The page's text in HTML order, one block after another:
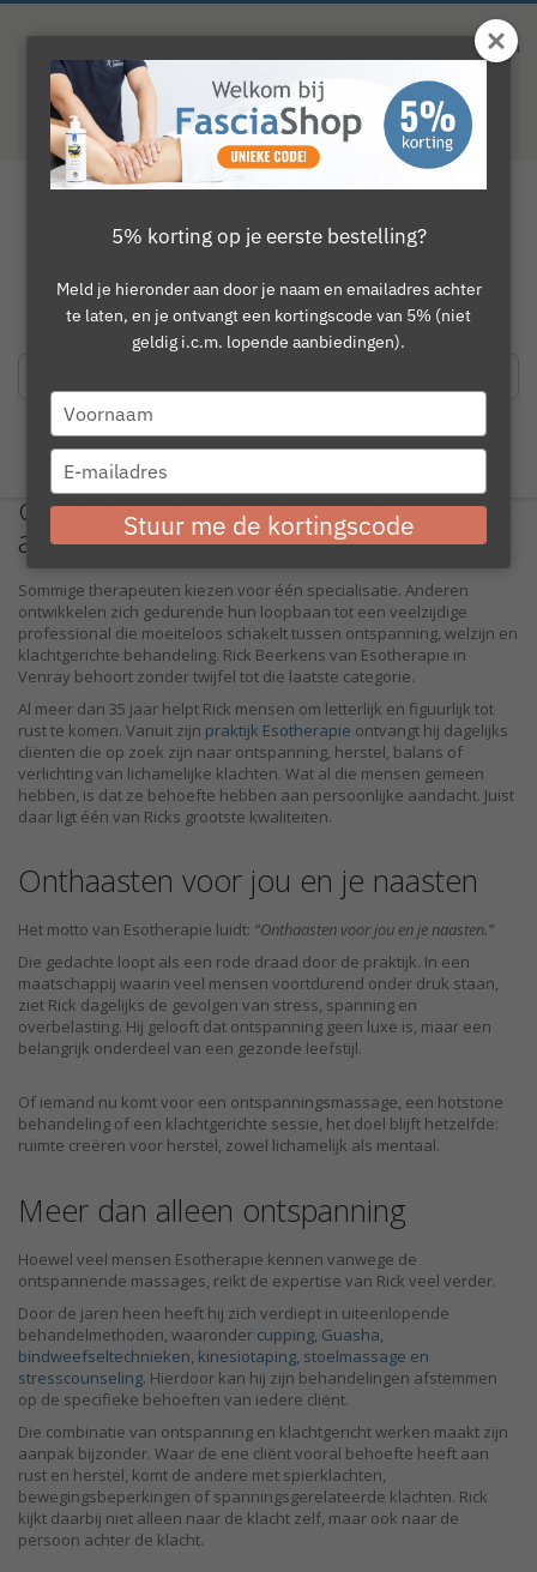
naar
beoordelingen
Gratis verzending vanaf €150
50 dagen bedenktijd
Deskunding advies
Nav
Ambassadeur Rick Beerkens massage,
Ambassadeurs
01 juni 2026 |3 min. leestijd98
Tags:
Rick Beerkens praktijk Esotherapie
Rick Beerkens ambassadeur van
ontspanning, klachtgericht werken en
aandacht voor de mens
Sommige therapeuten kiezen voor één specialisatie. Anderen
ontwikkelen zich gedurende hun loopbaan tot een veelzijdige
professional die moeiteloos schakelt tussen ontspanning, welzijn en
klachtgerichte behandeling. Rick Beerkens van Esotherapie in
Venray behoort zonder twijfel tot die laatste categorie.
Al meer dan 35 jaar helpt Rick mensen om letterlijk en figuurlijk tot
rust te komen. Vanuit zijn praktijk Esotherapie ontvangt hij dagelijks
cliënten die op zoek zijn naar ontspanning, herstel, balans of
verlichting van lichamelijke klachten. Wat al die mensen gemeen
hebben, is dat ze behoefte hebben aan persoonlijke aandacht. Juist
daar ligt één van Ricks grootste kwaliteiten.
Onthaasten voor jou en je naasten
Het motto van Esotherapie luidt: “Onthaasten voor jou en je naasten.”
Die gedachte loopt als een rode draad door de praktijk. In een
maatschappij waarin veel mensen voortdurend onder druk staan,
ziet Rick dagelijks de gevolgen van stress, spanning en
overbelasting. Hij gelooft dat ontspanning geen luxe is, maar een
belangrijk onderdeel van een gezonde leefstijl.
Of iemand nu komt voor een ontspanningsmassage, een hotstone
behandeling of een klachtgerichte sessie, het doel blijft hetzelfde:
ruimte creëren voor herstel, zowel lichamelijk als mentaal.
Meer dan alleen ontspanning
Hoewel veel mensen Esotherapie kennen vanwege de
ontspannende massages, reikt de expertise van Rick veel verder.
Door de jaren heen heeft hij zich verdiept in uiteenlopende
behandelmethoden, waaronder cupping, Guasha,
bindweefseltechnieken, kinesiotaping, stoelmassage en
stresscounseling. Hierdoor kan hij zijn behandelingen afstemmen
op de specifieke behoeften van iedere cliënt.
Die combinatie van ontspanning en klachtgericht werken maakt zijn
aanpak bijzonder. Waar de ene cliënt vooral behoefte heeft aan
rust en herstel, komt de andere met spierklachten,
bewegingsbeperkingen of spanningsgerelateerde klachten. Rick
kijkt daarbij niet alleen naar de klacht zelf, maar ook naar de
persoon achter de klacht.
5% korting op je eerste bestelling?
Meld je hieronder aan door je naam en emailadres achter
te laten, en je ontvangt een kortingscode van 5% (niet
geldig i.c.m. lopende aanbiedingen).
Type
your
name
Type
your
email
Stuur me de kortingscode